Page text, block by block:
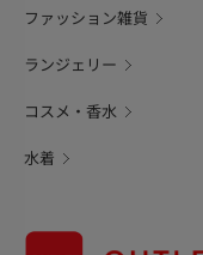
ファッション雑貨
ランジェリー
コスメ・香水
水着